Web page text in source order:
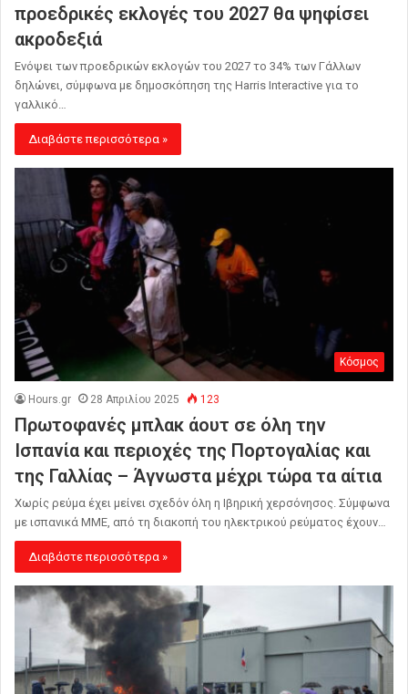
προεδρικές εκλογές του 2027 θα ψηφίσει
ακροδεξιά
Ενόψει των προεδρικών εκλογών του 2027 το 34% των Γάλλων
δηλώνει, σύμφωνα με δημοσκόπηση της Harris Interactive για το
γαλλικό…
Διαβάστε περισσότερα »
Κόσμος
Hours.gr 28 Απριλίου 2025 123
Πρωτοφανές μπλακ άουτ σε όλη την
Ισπανία και περιοχές της Πορτογαλίας και
της Γαλλίας – Άγνωστα μέχρι τώρα τα αίτια
Χωρίς ρεύμα έχει μείνει σχεδόν όλη η Ιβηρική χερσόνησος. Σύμφωνα
με ισπανικά ΜΜΕ, από τη διακοπή του ηλεκτρικού ρεύματος έχουν…
Διαβάστε περισσότερα »